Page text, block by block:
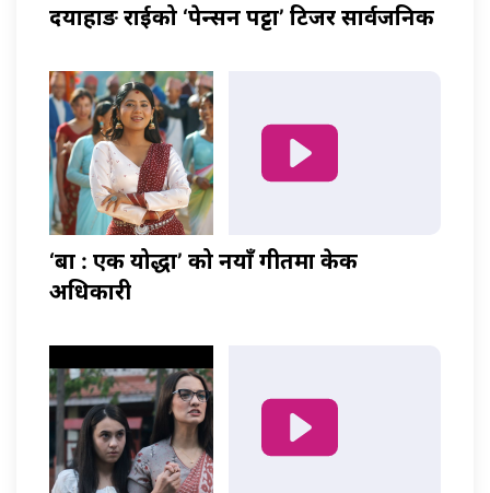
दयाहाङ राईको ‘पेन्सन पट्टा’ टिजर सार्वजनिक
‘बा : एक योद्धा’ को नयाँ गीतमा केकी
अधिकारी